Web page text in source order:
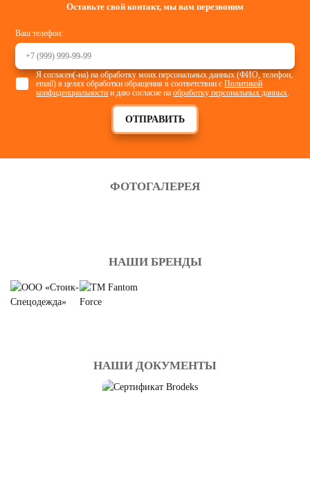
СПЕЦОДЕЖДА ДЛЯ ИТР
Смотреть
Оставьте свой контакт, мы вам перезвоним
Ваш телефон:
ОТПРАВИТЬ
Я согласен(-на) на обработку моих персональных данных (ФИО, телефон,
email) в целях обработки обращения в соответствии сПолитикой
конфиденциальности и даю согласие наобработку персональных данных.
ФОТОГАЛЕРЕЯ
НАШИ БРЕНДЫ
НАШИ ДОКУМЕНТЫ